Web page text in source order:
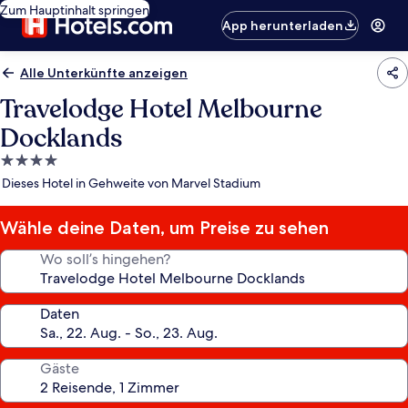
Zum Hauptinhalt springen
App herunterladen
Alle Unterkünfte anzeigen
Travelodge Hotel Melbourne
Docklands
4.0-
Sterne-
Dieses Hotel in Gehweite von Marvel Stadium
Wähle deine Daten, um Preise zu sehen
Wo soll’s hingehen?
Daten
Gäste